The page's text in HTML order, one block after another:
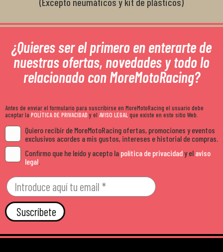
¿Quieres ser el primero en enterarte de
nuestras ofertas, novedades y todo lo
relacionado con MoreMotoRacing?
Antes de enviar el formulario para suscribirse en MoreMotoRacing el usuario debe
aceptar la POLÍTICA DE PRIVACIDADy el AVISO LEGALque existe en este sitio Web.
Quiero recibir de MoreMotoRacing ofertas, promociones y eventos
exclusivos acordes a mis gustos, intereses e historial de compras.
Confirmo que he leído y acepto la política de privacidady el aviso
legal.
Suscríbete